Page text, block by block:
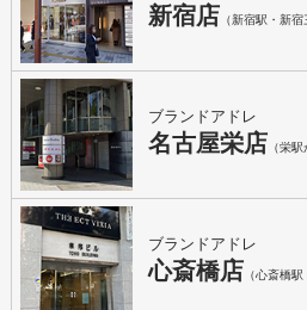
新宿店 （新宿駅・新
ブランドアドレ
名古屋栄店 （栄
ブランドアドレ
心斎橋店 （心斎橋